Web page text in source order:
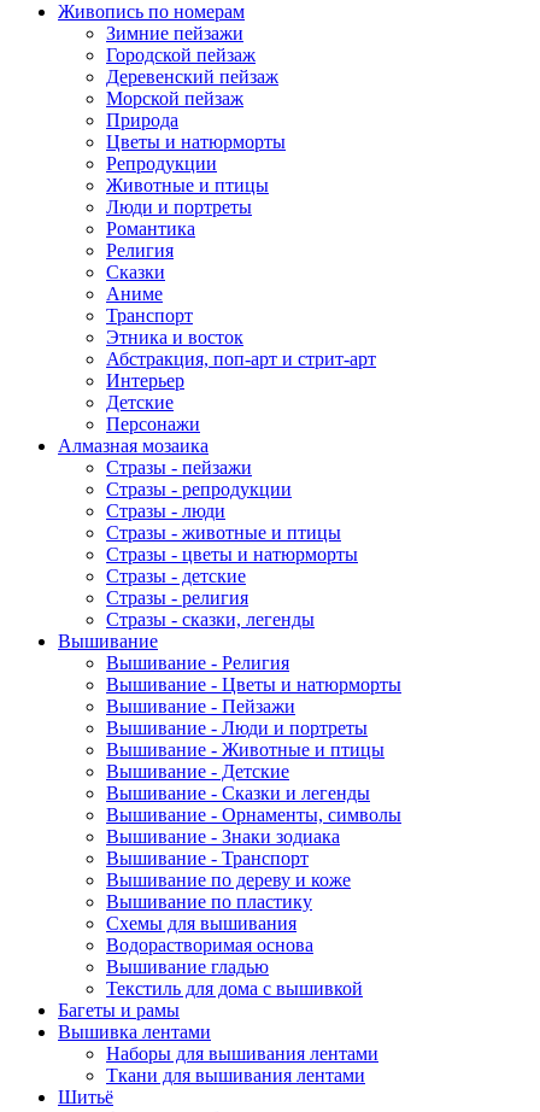
Живопись по номерам
Зимние пейзажи
Городской пейзаж
Деревенский пейзаж
Морской пейзаж
Природа
Цветы и натюрморты
Репродукции
Животные и птицы
Люди и портреты
Романтика
Религия
Сказки
Аниме
Транспорт
Этника и восток
Абстракция, поп-арт и стрит-арт
Интерьер
Детские
Персонажи
Алмазная мозаика
Стразы - пейзажи
Стразы - репродукции
Стразы - люди
Стразы - животные и птицы
Стразы - цветы и натюрморты
Стразы - детские
Стразы - религия
Стразы - сказки, легенды
Вышивание
Вышивание - Религия
Вышивание - Цветы и натюрморты
Вышивание - Пейзажи
Вышивание - Люди и портреты
Вышивание - Животные и птицы
Вышивание - Детские
Вышивание - Сказки и легенды
Вышивание - Орнаменты, символы
Вышивание - Знаки зодиака
Вышивание - Транспорт
Вышивание по дереву и коже
Вышивание по пластику
Схемы для вышивания
Водорастворимая основа
Вышивание гладью
Текстиль для дома с вышивкой
Багеты и рамы
Вышивка лентами
Наборы для вышивания лентами
Ткани для вышивания лентами
Шитьё